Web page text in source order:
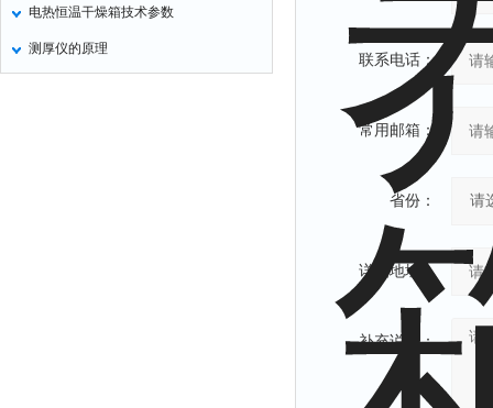
电热恒温干燥箱技术参数
测厚仪的原理
联系电话：
常用邮箱：
省份：
详细地址：
补充说明：